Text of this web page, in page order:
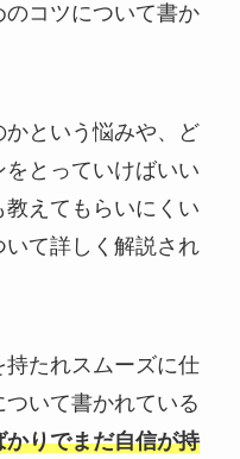
コツについて書か
という悩みや、ど
とっていけばいい
えてもらいにくい
て詳しく解説され
たれスムーズに仕
いて書かれている
りでまだ自信が持